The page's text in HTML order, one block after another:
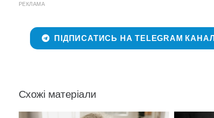
РЕКЛАМА
ПІДПИСАТИСЬ НА TELEGRAM КАНАЛ
Схожі матеріали